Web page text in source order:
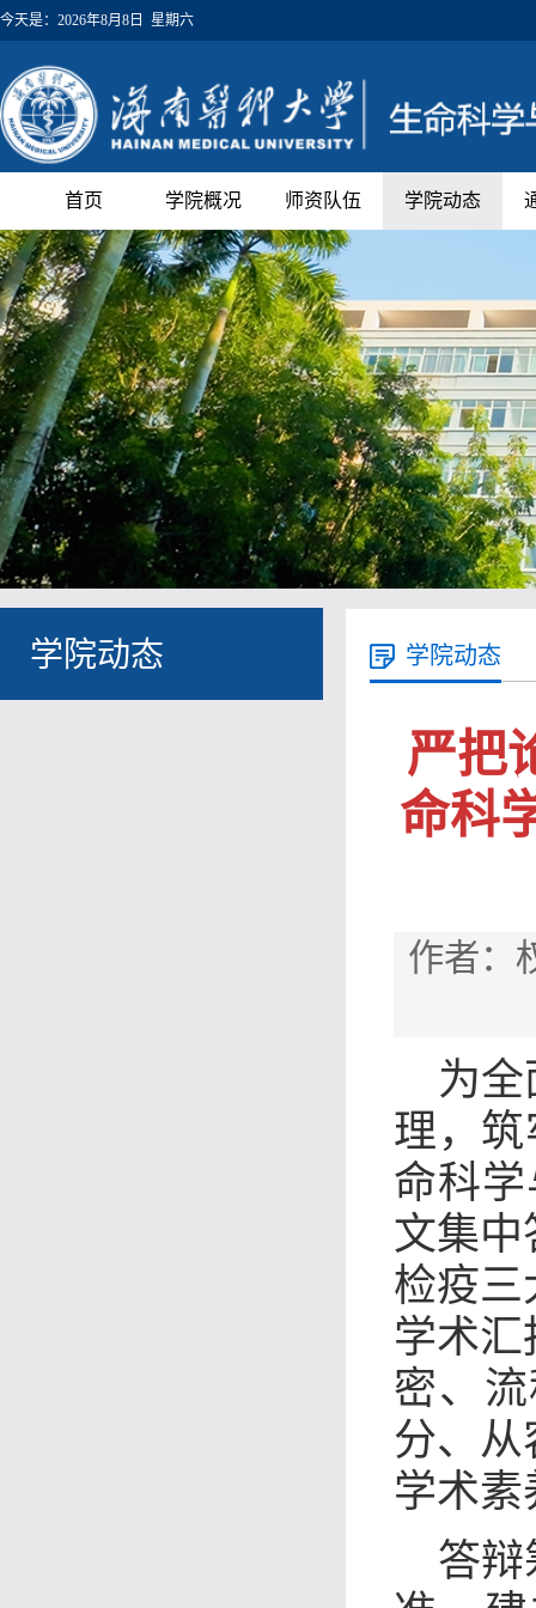
今天是： 2026年8月8日 星期六
首页 学院概况 师资队伍 学院动态
学院动态 学院动态
严把
命科
作者：
为
理，筑
命科
文集中
检疫三
学术
密、
分、从
学术素
答辩